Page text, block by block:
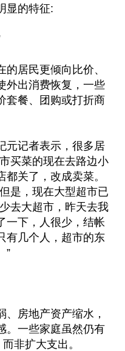
显的特征:
居民更倾向比价、
外出消费恢复，一些
套餐、团购或打折商
元记者表示，很多居
买菜的现在去路边小
关了，改成卖菜。
是，现在大型超市已
去大超市，昨天去我
一下，人很少，结帐
有几个人，超市的东
”
、房地产资产缩水，
。一些家庭虽然仍有
非扩大支出。